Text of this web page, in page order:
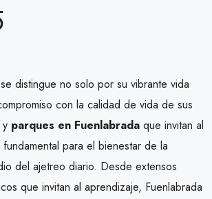
distingue no solo por su vibrante vida
con la calidad de vida de sus
parques en Fuenlabrada que invitan al
para el bienestar de la
del ajetreo diario. Desde extensos
que invitan al aprendizaje, Fuenlabrada